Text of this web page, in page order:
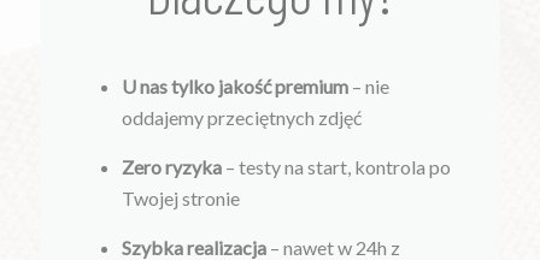
U nas tylko jakość premium – nie
oddajemy przeciętnych zdjęć
Zero ryzyka – testy na start, kontrola po
Twojej stronie
Szybka realizacja – nawet w 24h z